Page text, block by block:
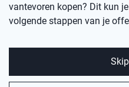
vantevoren kopen? Dit kun
volgende stappen van je